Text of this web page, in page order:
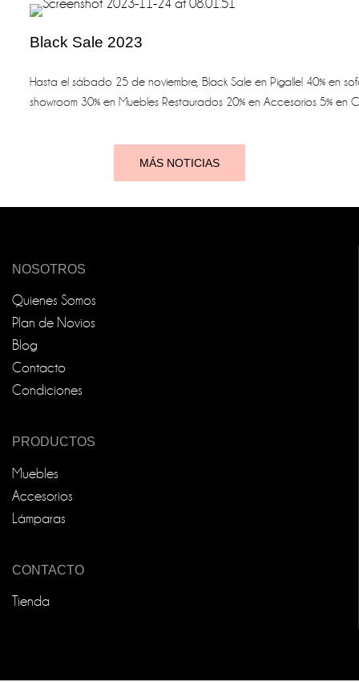
Black Sale 2023
Hasta el sábado 25 de noviembre, Black Sale en Pigalle! 40% en
showroom 30% en Muebles Restaurados 20% en Accesorios 5% en
MÁS NOTICIAS
NOSOTROS
Quienes Somos
Plan de Novios
Blog
Contacto
Condiciones
PRODUCTOS
Muebles
Accesorios
Lámparas
CONTACTO
Tienda